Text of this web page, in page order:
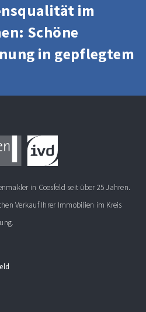
im
Schöne
in gepflegtem
in Coesfeld seit über 25 Jahren.
Verkauf Ihrer Immobilien im Kreis